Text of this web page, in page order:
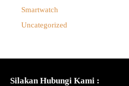
Smartwatch
Uncategorized
Silakan Hubungi Kami :